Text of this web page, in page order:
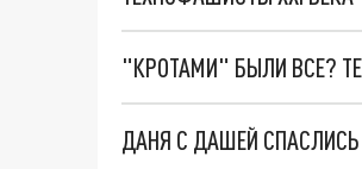
"КРОТАМИ" БЫЛИ ВСЕ?
ДАНЯ С ДАШЕЙ